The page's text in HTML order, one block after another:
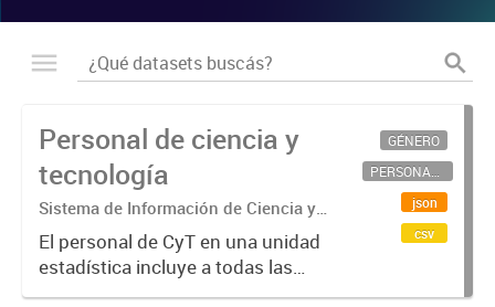
Personal de ciencia y
tecnología
Sistema de Información de Ciencia y
Tecnología Argentino (SICYTAR)
El personal de CyT en una unidad
estadística incluye a todas las
personas involucradas
GÉNERO
PERSONAL CIENTÍFICO-TECNOLÓGICO
json
csv